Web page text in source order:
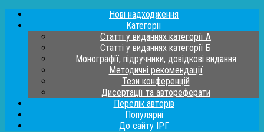
Нові надходження
Категорії
Статті у виданнях категорії А
Статті у виданнях категорії Б
Монографії, підручники, довідкові видання
Методичні рекомендації
Тези конференцій
Дисертації та автореферати
Перелік авторів
Популярні
До сайту ІРГ